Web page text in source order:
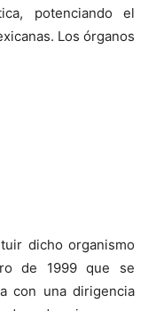
potenciando el
Los órganos
dicho organismo
de 1999 que se
con una dirigencia